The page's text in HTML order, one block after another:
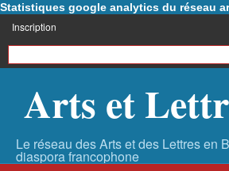
Statistiques google analytics du réseau
Inscription
Arts et